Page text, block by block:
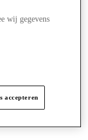
wij gegevens
accepteren